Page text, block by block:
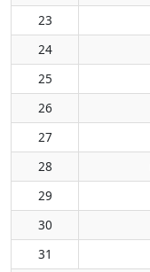
23
24
25
26
27
28
29
30
31